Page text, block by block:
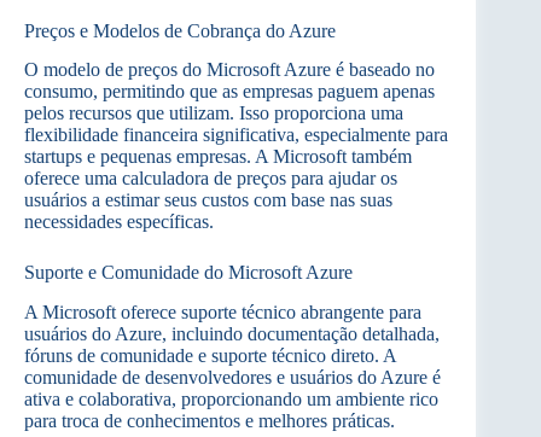
Preços e Modelos de Cobrança do Azure
O modelo de preços do Microsoft Azure é baseado no
consumo, permitindo que as empresas paguem apenas
pelos recursos que utilizam. Isso proporciona uma
flexibilidade financeira significativa, especialmente para
startups e pequenas empresas. A Microsoft também
oferece uma calculadora de preços para ajudar os
usuários a estimar seus custos com base nas suas
necessidades específicas.
Suporte e Comunidade do Microsoft Azure
A Microsoft oferece suporte técnico abrangente para
usuários do Azure, incluindo documentação detalhada,
fóruns de comunidade e suporte técnico direto. A
comunidade de desenvolvedores e usuários do Azure é
ativa e colaborativa, proporcionando um ambiente rico
para troca de conhecimentos e melhores práticas.